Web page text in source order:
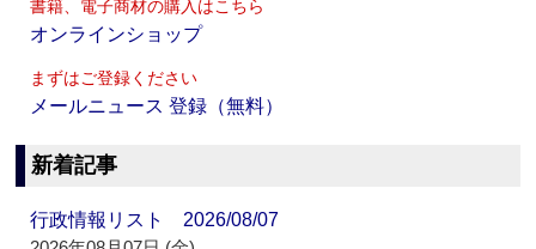
書籍、電子商材の購入はこちら
オンラインショップ
まずはご登録ください
メールニュース 登録（無料）
新着記事
行政情報リスト 2026/08/07